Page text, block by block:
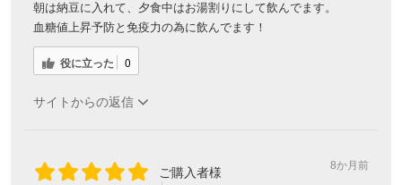
朝は納豆に入れて、夕食中はお湯割りにして飲んでます。
血糖値上昇予防と免疫力の為に飲んでます！
役に立った 0
サイトからの返信
ご購入者様 8か月前